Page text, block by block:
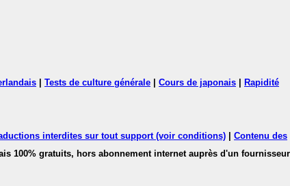
Tests de culture générale Cours de japonais
Rapidité
interdites sur tout support (voir conditions)
Contenu des
100% gratuits, hors abonnement internet auprès d'un fournisseur